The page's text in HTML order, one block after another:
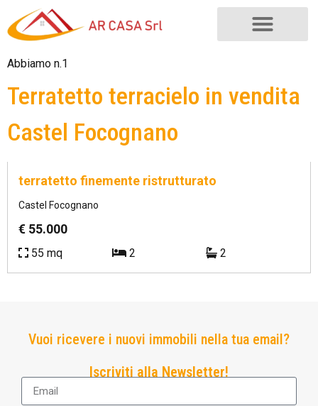
Abbiamo n.1
Terratetto terracielo in vendita
Castel Focognano
Occasione
terratetto finemente ristrutturato
Castel Focognano
€ 55.000
55 mq 2 2
Vuoi ricevere i nuovi immobili nella tua email?
Iscriviti alla Newsletter!